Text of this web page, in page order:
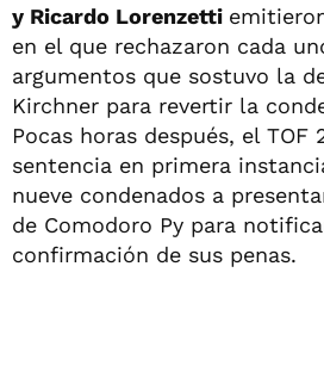
y Ricardo Lorenzetti
en el que rechazaron cada
argumentos que sostuvo la
Kirchner para revertir la
Pocas horas después, el
sentencia en primera
nueve condenados a
de Comodoro Py para
confirmación de sus penas.